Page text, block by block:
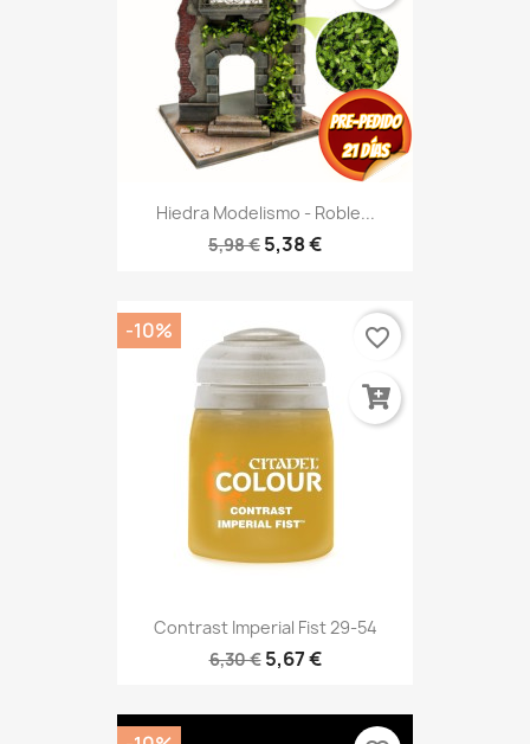
Hiedra Modelismo - Roble...
5,98 € 5,38 €
Contrast Imperial Fist 29-54
6,30 € 5,67 €
-10% favorite_border